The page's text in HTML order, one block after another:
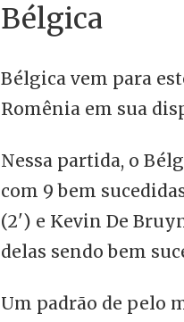
Bélgica
Bélgica vem para
Romênia em sua
Nessa partida, o
com 9 bem
(2') e Kevin De
delas sendo bem
Um padrão de pelo